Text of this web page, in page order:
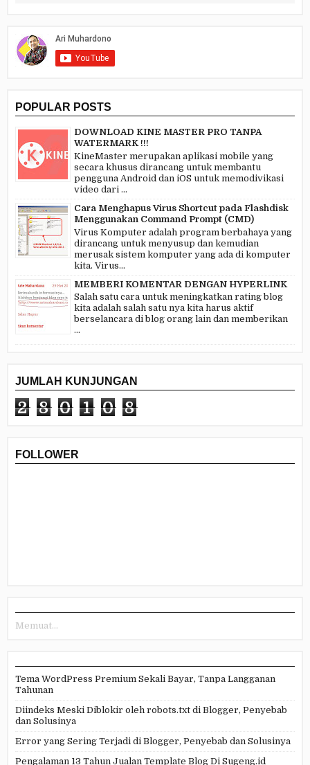
POPULAR POSTS
DOWNLOAD KINE MASTER PRO TANPA
WATERMARK !!!
KineMaster merupakan aplikasi mobile yang
secara khusus dirancang untuk membantu
pengguna Android dan iOS untuk memodivikasi
video dari ...
Cara Menghapus Virus Shortcut pada Flashdisk
Menggunakan Command Prompt (CMD)
Virus Komputer adalah program berbahaya yang
dirancang untuk menyusup dan kemudian
merusak sistem komputer yang ada di komputer
kita. Virus...
MEMBERI KOMENTAR DENGAN HYPERLINK
Salah satu cara untuk meningkatkan rating blog
kita adalah salah satu nya kita harus aktif
berselancara di blog orang lain dan memberikan
...
JUMLAH KUNJUNGAN
2 8 0 1 0 8
FOLLOWER
Memuat...
Tema WordPress Premium Sekali Bayar, Tanpa Langganan
Tahunan
Diindeks Meski Diblokir oleh robots.txt di Blogger, Penyebab
dan Solusinya
Error yang Sering Terjadi di Blogger, Penyebab dan Solusinya
Pengalaman 13 Tahun Jualan Template Blog Di Sugeng.id